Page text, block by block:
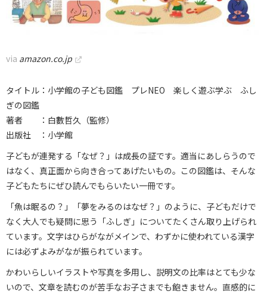
via amazon.co.jp
タイトル：小学館の子ども図鑑 プレNEO 楽しく遊ぶ学ぶ ふし
ぎの図鑑
著者 ：白數哲久（監修）
出版社 ：小学館
子どもが連発する「なぜ？」は成長の証です。適当にあしらうので
はなく、真正面から向き合ってあげたいもの。この図鑑は、そんな
子どもたちにぜひ読んでもらいたい一冊です。
「魚は眠るの？」「夢をみるのはなぜ？」のように、子どもだけで
なく大人でも疑問に思う「ふしぎ」についてたくさん取り上げられ
ています。文字はひらがながメインで、わずかに使われている漢字
には必ずよみがなが振られています。
かわいらしいイラストや写真を多用し、説明文の比率はとても少な
いので、文章を読むのが苦手なお子さまでも飽きません。直感的に